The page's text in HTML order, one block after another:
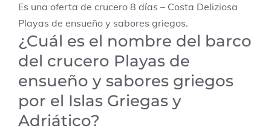
Es una oferta de crucero 8 días – Costa Deliziosa
Playas de ensueño y sabores griegos.
¿Cuál es el nombre del barco
del crucero Playas de
ensueño y sabores griegos
por el Islas Griegas y
Adriático?